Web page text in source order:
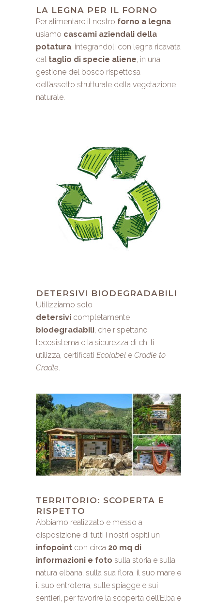
LA LEGNA PER IL FORNO
Per alimentare il nostro forno a legna
usiamo cascami aziendali della
potatura, integrandoli con legna ricavata
dal taglio di specie aliene, in una
gestione del bosco rispettosa
dell’assetto strutturale della vegetazione
naturale.
DETERSIVI BIODEGRADABILI
Utilizziamo solo
detersivi completamente
biodegradabili, che rispettano
l’ecosistema e la sicurezza di chi li
utilizza, certificati Ecolabel e Cradle to
Cradle.
TERRITORIO: SCOPERTA E
RISPETTO
Abbiamo realizzato e messo a
disposizione di tutti i nostri ospiti un
infopoint con circa 20 mq di
informazioni e foto sulla storia e sulla
natura elbana, sulla sua flora, il suo mare e
il suo entroterra, sulle spiagge e sui
sentieri, per favorire la scoperta dell’Elba e